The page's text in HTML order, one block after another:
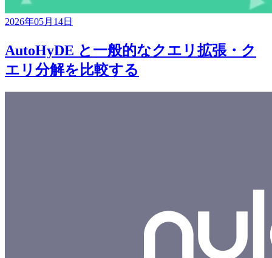
2026年05月14日
AutoHyDE と一般的なクエリ拡張・ク
エリ分解を比較する